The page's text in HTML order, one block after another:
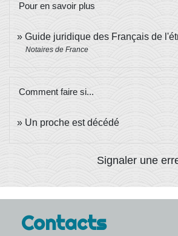
Pour en savoir plus
Guide juridique des Français de
Notaires de France
Comment faire si...
Un proche est décédé
Signaler une
Contacts